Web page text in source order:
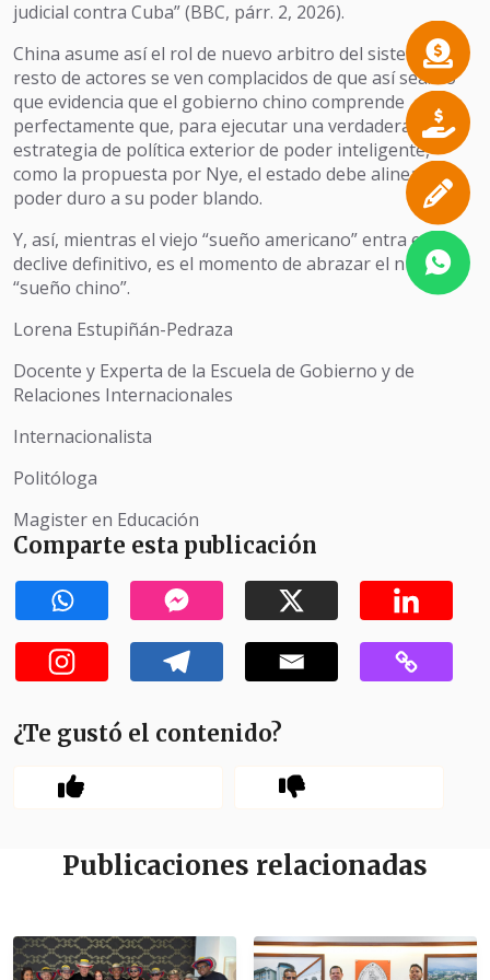
judicial contra Cuba” (BBC, párr. 2, 2026).
China asume así el rol de nuevo arbitro del sistema. Y el
resto de actores se ven complacidos de que así sea. Lo
que evidencia que el gobierno chino comprende
perfectamente que, para ejecutar una verdadera
estrategia de política exterior de poder inteligente,
como la propuesta por Nye, el estado debe alinear su
poder duro a su poder blando.
Y, así, mientras el viejo “sueño americano” entra en
declive definitivo, es el momento de abrazar el nuevo
“sueño chino”.
Lorena Estupiñán-Pedraza
Docente y Experta de la Escuela de Gobierno y de
Relaciones Internacionales
Internacionalista
Politóloga
Magister en Educación
Comparte esta publicación
¿Te gustó el contenido?
Publicaciones relacionadas